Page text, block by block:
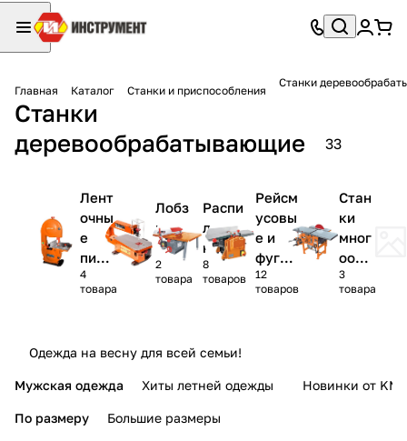
Главная Каталог Станки и приспособления
Станки
Станки
деревообрабатывающие
33
Лент
очны
е
пилы
по
дере
4
товара
Лобз
иков
ые
2
товара
Распи
ловоч
ные
8
товаров
Рейсм
усовы
е и
фугов
альны
е
12
товаров
Стан
ки
мног
оопе
раци
онны
3
товара
Одежда на весну для всей семьи!
Мужская одежда Хиты летней одежды Новинки от KMI
По размеру Большие размеры